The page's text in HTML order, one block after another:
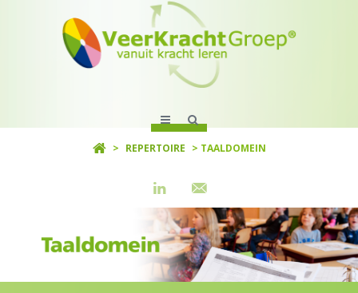
> REPERTOIRE > TAALDOMEIN